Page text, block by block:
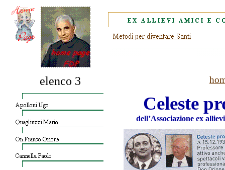
elenco 3
Celeste
dell’Associazione ex